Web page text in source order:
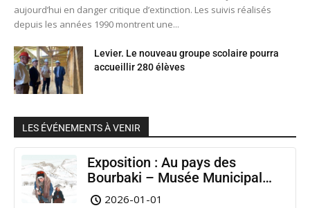
aujourd’hui en danger critique d’extinction. Les suivis réalisés
depuis les années 1990 montrent une...
Levier. Le nouveau groupe scolaire pourra
accueillir 280 élèves
LES ÉVÉNEMENTS À VENIR
Exposition : Au pays des
Bourbaki – Musée Municipal
Pontarlier
2026-01-01